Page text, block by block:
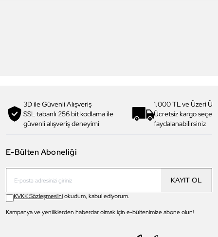
3D ile Güvenli Alışveriş
SSL tabanlı 256 bit kodlama ile
güvenli alışveriş deneyimi
1.000 TL ve Üzeri
Ücretsiz kargo
faydalanabilirsiniz
E-Bülten Aboneliği
KAYIT OL
KVKK Sözleşmesi'niokudum, kabul ediyorum.
Kampanya ve yeniliklerden haberdar olmak için e-bültenimize abone olun!